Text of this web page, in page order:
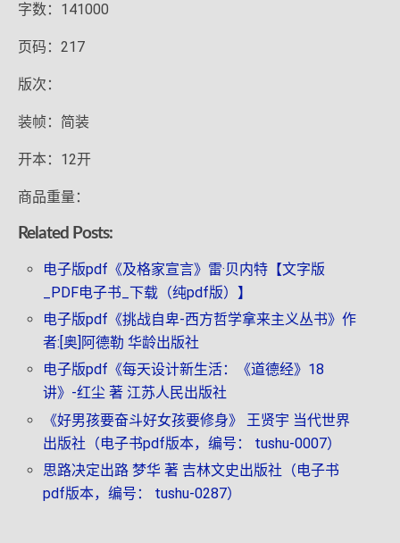
字数：141000
页码：217
版次：
装帧：简装
开本：12开
商品重量：
Related Posts:
电子版pdf《及格家宣言》雷·贝内特【文字版
_PDF电子书_下载（纯pdf版）】
电子版pdf《挑战自卑-西方哲学拿来主义丛书》作
者:[奥]阿德勒 华龄出版社
电子版pdf《每天设计新生活：《道德经》18
讲》-红尘 著 江苏人民出版社
《好男孩要奋斗好女孩要修身》 王贤宇 当代世界
出版社（电子书pdf版本，编号： tushu-0007）
思路决定出路 梦华 著 吉林文史出版社（电子书
pdf版本，编号： tushu-0287）